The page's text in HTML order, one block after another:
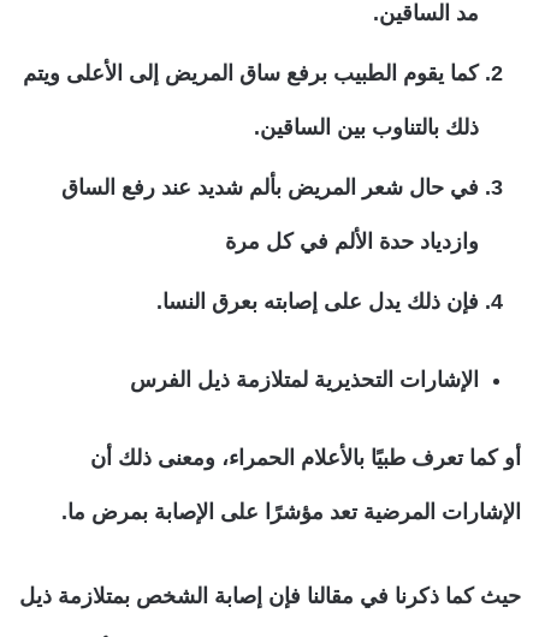
مد الساقين.
كما يقوم الطبيب برفع ساق المريض إلى الأعلى ويتم
ذلك بالتناوب بين الساقين.
في حال شعر المريض بألم شديد عند رفع الساق
وازدياد حدة الألم في كل مرة
فإن ذلك يدل على إصابته بعرق النسا.
الإشارات التحذيرية لمتلازمة ذيل الفرس
أو كما تعرف طبيًا بالأعلام الحمراء، ومعنى ذلك أن
الإشارات المرضية تعد مؤشرًا على الإصابة بمرض ما.
حيث كما ذكرنا في مقالنا فإن إصابة الشخص بمتلازمة ذيل